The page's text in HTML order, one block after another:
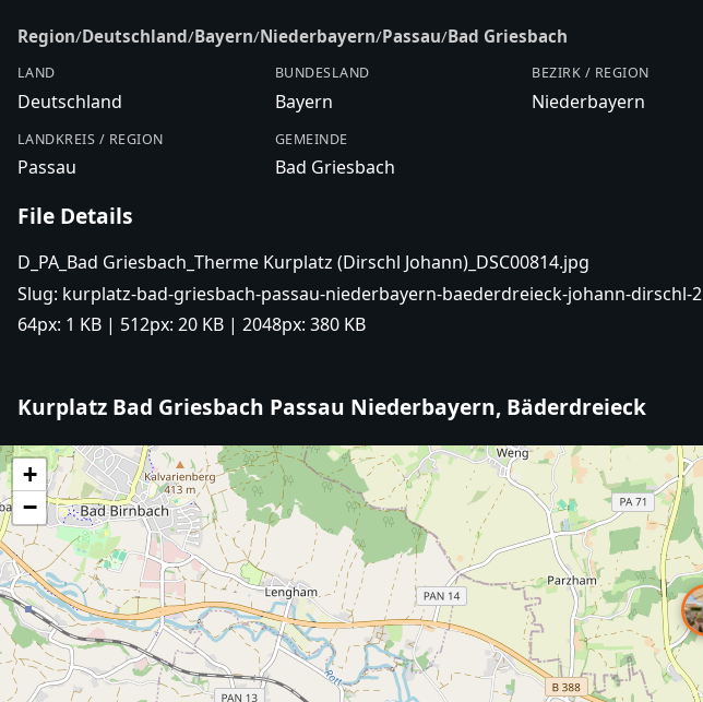
Region/Deutschland/Bayern/Niederbayern/Passau/Bad Griesbach
LAND
Deutschland
BUNDESLAND
Bayern
BEZIRK / REGION
Niederbayern
LANDKREIS / REGION
Passau
GEMEINDE
Bad Griesbach
File Details
D_PA_Bad Griesbach_Therme Kurplatz (Dirschl Johann)_DSC00814.jpg
Slug: kurplatz-bad-griesbach-passau-niederbayern-baederdreieck-johann-dirschl-2
64px: 1 KB | 512px: 20 KB | 2048px: 380 KB
Kurplatz Bad Griesbach Passau Niederbayern, Bäderdreieck
+
−